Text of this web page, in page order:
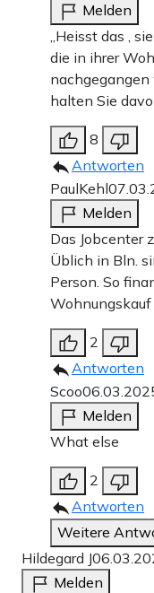
Melden
„Heisst das ,
die in ihrer
nachgegangen
halten Sie
8
Antworten
PaulKehl
Melden
Das Jobcenter
Üblich in Bln.
Person. So
Wohnungskauf
2
Antworten
Scoo
Melden
What else
2
Antworten
Weitere
Hildegard J
Melden